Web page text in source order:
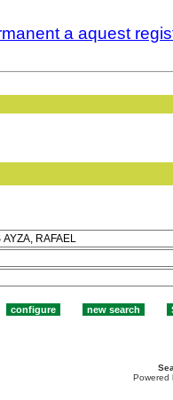
a aquest
Powered